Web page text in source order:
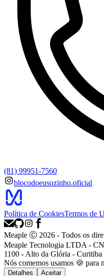
(81) 99951-7560
blocodoeusozinho.oficial
Política de CookiesTermos de
Meaple Ⓒ 2026 - Todos os
Meaple Tecnologia LTDA -
1100 - Alto da Glória - Curitiba
Nós comemos usamos 🍪 para
Detalhes Aceitar